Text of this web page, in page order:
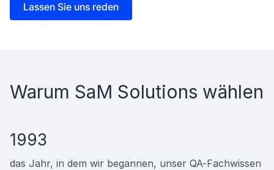
Lassen Sie uns reden
Warum SaM Solutions wählen
1993
das Jahr, in dem wir begannen, unser QA-Fachwissen